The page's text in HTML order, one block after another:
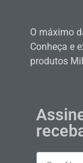
O máximo
Conheça e
produtos